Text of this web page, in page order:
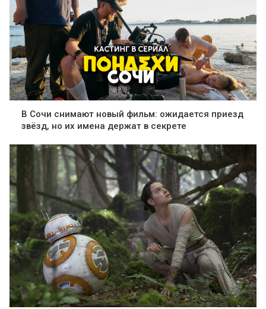
В Сочи снимают новый фильм: ожидается приезд
звёзд, но их имена держат в секрете